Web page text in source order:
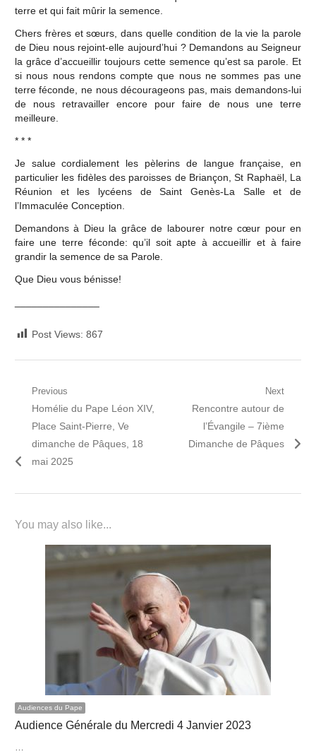
terre et qui fait mûrir la semence.
Chers frères et sœurs, dans quelle condition de la vie la parole
de Dieu nous rejoint-elle aujourd’hui ? Demandons au Seigneur
la grâce d’accueillir toujours cette semence qu’est sa parole. Et
si nous nous rendons compte que nous ne sommes pas une
terre féconde, ne nous décourageons pas, mais demandons-lui
de nous retravailler encore pour faire de nous une terre
meilleure.
* * *
Je salue cordialement les pèlerins de langue française, en
particulier les fidèles des paroisses de Briançon, St Raphaël, La
Réunion et les lycéens de Saint Genès-La Salle et de
l’Immaculée Conception.
Demandons à Dieu la grâce de labourer notre cœur pour en
faire une terre féconde: qu’il soit apte à accueillir et à faire
grandir la semence de sa Parole.
Que Dieu vous bénisse!
Post Views: 867
Navigation
l’article
Previous
Previous
post:
Homélie du Pape Léon XIV,
Place Saint-Pierre, Ve
dimanche de Pâques, 18
mai 2025
Next
Next
post:
Rencontre autour de
l’Évangile – 7ième
Dimanche de Pâques
You may also like...
Audiences du Pape
Audience Générale du Mercredi 4 Janvier 2023